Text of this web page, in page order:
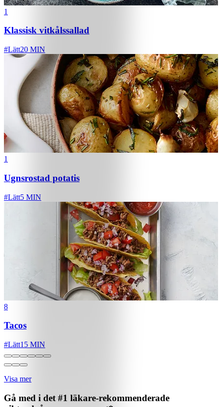
1
Klassisk vitkålssallad
#Lätt20 MIN
1
Ugnsrostad potatis
#Lätt5 MIN
8
Tacos
#Lätt15 MIN
Visa mer
Gå med i det #1 läkare-rekommenderade